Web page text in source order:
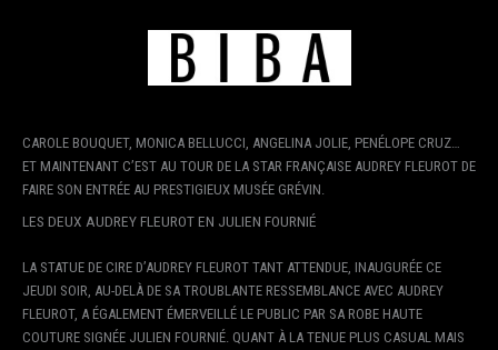
CAROLE BOUQUET, MONICA BELLUCCI, ANGELINA JOLIE, PENÉLOPE CRUZ…
ET MAINTENANT C’EST AU TOUR DE LA STAR FRANÇAISE AUDREY FLEUROT DE
FAIRE SON ENTRÉE AU PRESTIGIEUX MUSÉE GRÉVIN.
LES DEUX AUDREY FLEUROT EN JULIEN FOURNIÉ
LA STATUE DE CIRE D’AUDREY FLEUROT TANT ATTENDUE, INAUGURÉE CE
JEUDI SOIR, AU-DELÀ DE SA TROUBLANTE RESSEMBLANCE AVEC AUDREY
FLEUROT, A ÉGALEMENT ÉMERVEILLÉ LE PUBLIC PAR SA ROBE HAUTE
COUTURE SIGNÉE JULIEN FOURNIÉ. QUANT À LA TENUE PLUS CASUAL MAIS